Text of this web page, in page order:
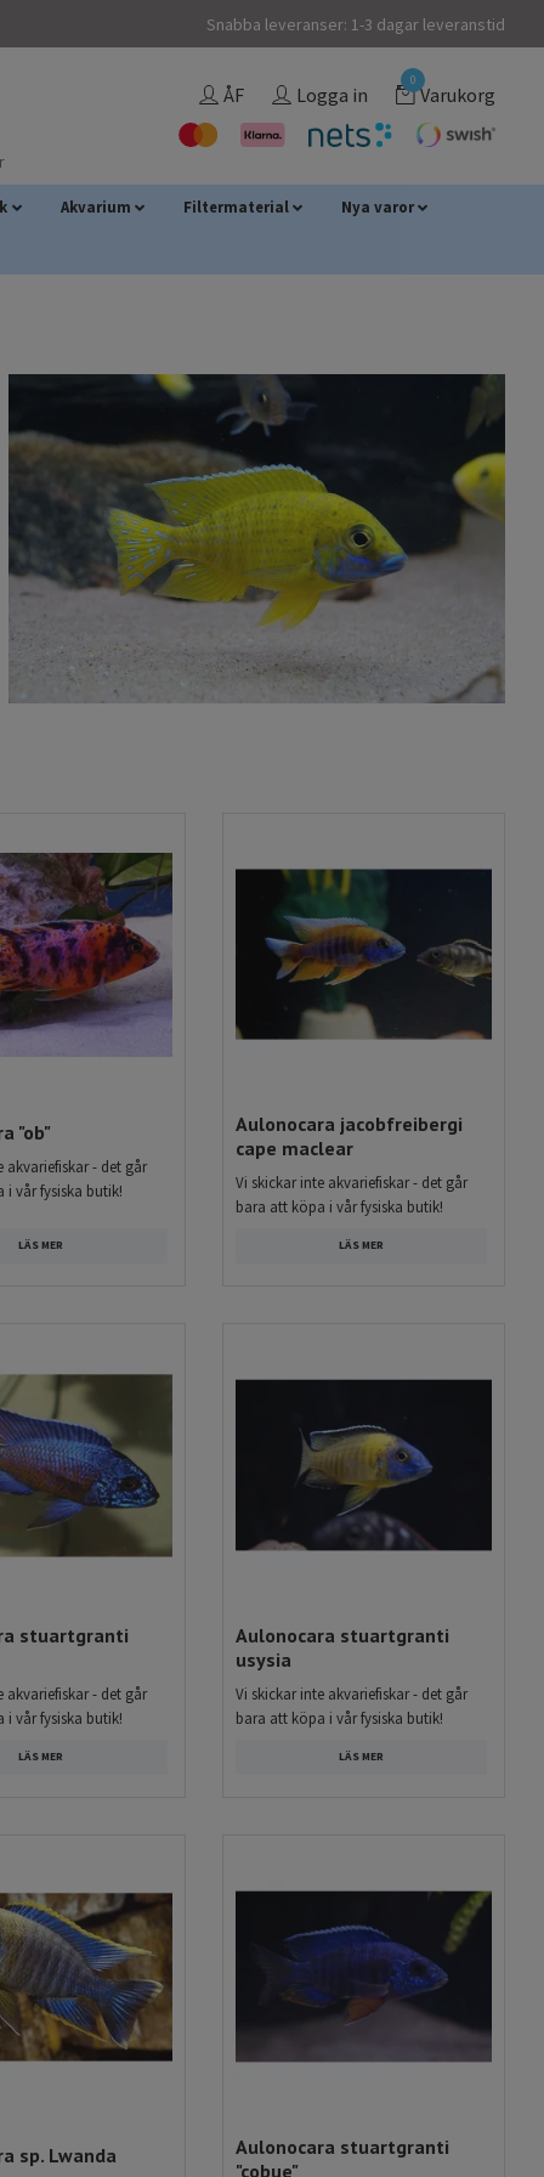
Snabba leveranser: 1-3 dagar leveranstid
ÅF Logga in
0
Varukorg
Akvarium Filtermaterial Nya varor
"ob"
akvariefiskar - det går
i vår fysiska butik!
LÄS MER
Aulonocara jacobfreibergi
cape maclear
Vi skickar inte akvariefiskar - det går
bara att köpa i vår fysiska butik!
LÄS MER
stuartgranti
akvariefiskar - det går
i vår fysiska butik!
LÄS MER
Aulonocara stuartgranti
usysia
Vi skickar inte akvariefiskar - det går
bara att köpa i vår fysiska butik!
LÄS MER
sp. Lwanda
Aulonocara stuartgranti
"cobue"